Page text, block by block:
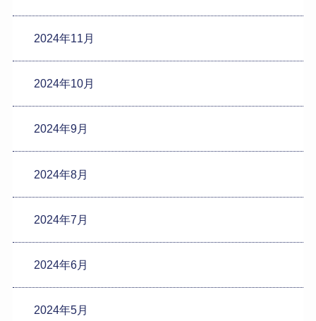
2024年11月
2024年10月
2024年9月
2024年8月
2024年7月
2024年6月
2024年5月